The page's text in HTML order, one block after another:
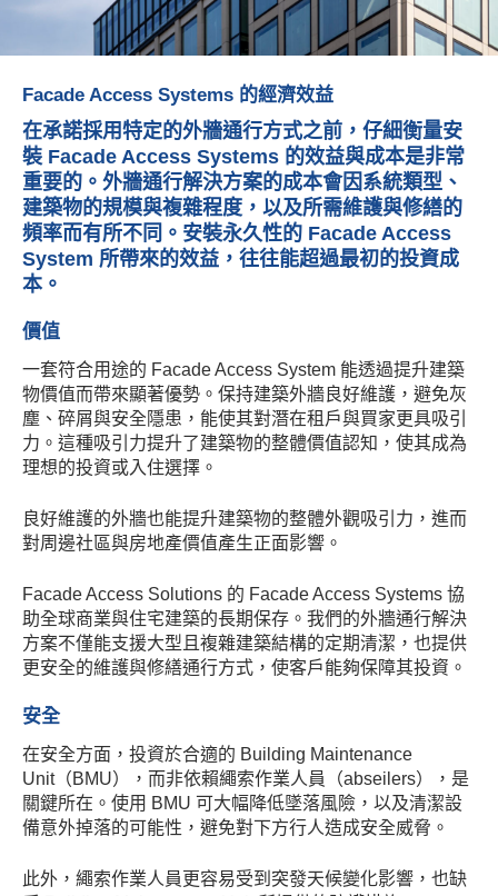
Facade Access Systems 的經濟效益
在承諾採用特定的外牆通行方式之前，仔細衡量安
裝 Facade Access Systems 的效益與成本是非常
重要的。外牆通行解決方案的成本會因系統類型、
建築物的規模與複雜程度，以及所需維護與修繕的
頻率而有所不同。安裝永久性的 Facade Access
System 所帶來的效益，往往能超過最初的投資成
本。
價值
一套符合用途的 Facade Access System 能透過提升建築
物價值而帶來顯著優勢。保持建築外牆良好維護，避免灰
塵、碎屑與安全隱患，能使其對潛在租戶與買家更具吸引
力。這種吸引力提升了建築物的整體價值認知，使其成為
理想的投資或入住選擇。
良好維護的外牆也能提升建築物的整體外觀吸引力，進而
對周邊社區與房地產價值產生正面影響。
Facade Access Solutions 的 Facade Access Systems 協
助全球商業與住宅建築的長期保存。我們的外牆通行解決
方案不僅能支援大型且複雜建築結構的定期清潔，也提供
更安全的維護與修繕通行方式，使客戶能夠保障其投資。
安全
在安全方面，投資於合適的 Building Maintenance
Unit（BMU），而非依賴繩索作業人員（abseilers），是
關鍵所在。使用 BMU 可大幅降低墜落風險，以及清潔設
備意外掉落的可能性，避免對下方行人造成安全威脅。
此外，繩索作業人員更容易受到突發天候變化影響，也缺